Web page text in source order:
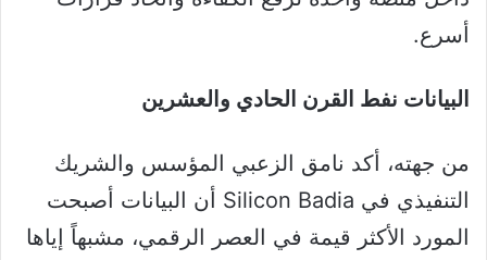
أسرع.
البيانات نفط القرن الحادي والعشرين
من جهته، أكد نامق الزعبي المؤسس والشريك
التنفيذي في Silicon Badia أن البيانات أصبحت
المورد الأكثر قيمة في العصر الرقمي، مشبهاً إياها